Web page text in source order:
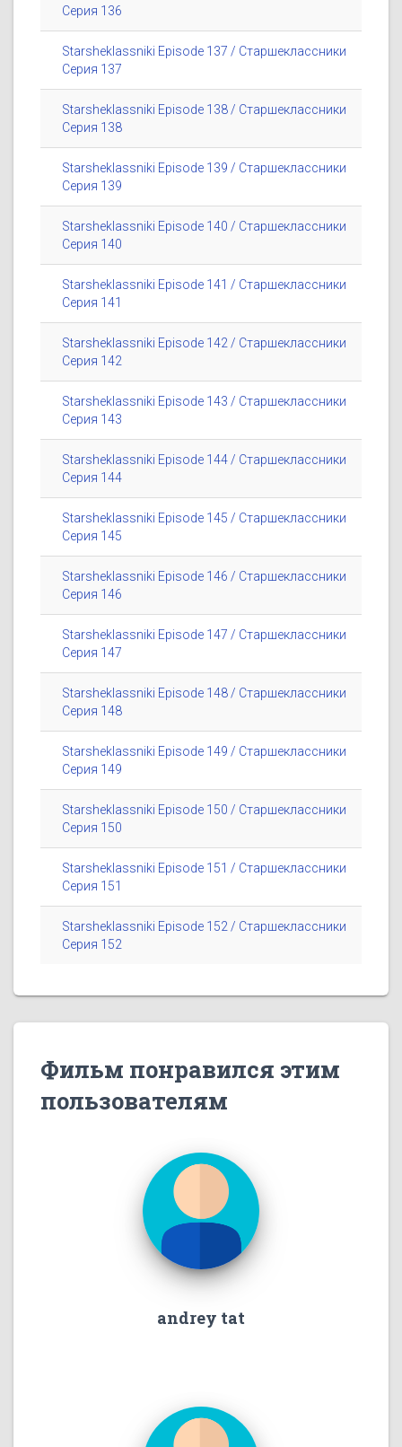
Серия 136
Starsheklassniki Episode 137 / Старшеклассники
Серия 137
Starsheklassniki Episode 138 / Старшеклассники
Серия 138
Starsheklassniki Episode 139 / Старшеклассники
Серия 139
Starsheklassniki Episode 140 / Старшеклассники
Серия 140
Starsheklassniki Episode 141 / Старшеклассники
Серия 141
Starsheklassniki Episode 142 / Старшеклассники
Серия 142
Starsheklassniki Episode 143 / Старшеклассники
Серия 143
Starsheklassniki Episode 144 / Старшеклассники
Серия 144
Starsheklassniki Episode 145 / Старшеклассники
Серия 145
Starsheklassniki Episode 146 / Старшеклассники
Серия 146
Starsheklassniki Episode 147 / Старшеклассники
Серия 147
Starsheklassniki Episode 148 / Старшеклассники
Серия 148
Starsheklassniki Episode 149 / Старшеклассники
Серия 149
Starsheklassniki Episode 150 / Старшеклассники
Серия 150
Starsheklassniki Episode 151 / Старшеклассники
Серия 151
Starsheklassniki Episode 152 / Старшеклассники
Серия 152
Фильм понравился этим
пользователям
andrey tat